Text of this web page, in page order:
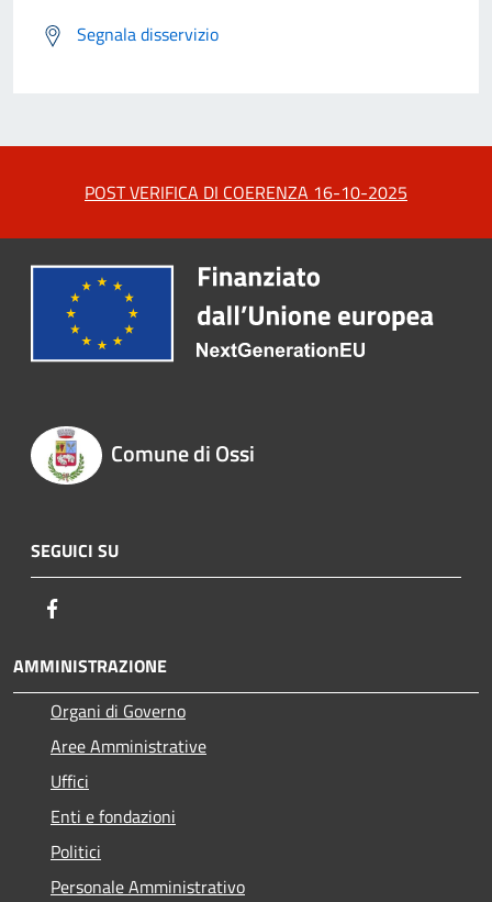
Segnala disservizio
POST VERIFICA DI COERENZA 16-10-2025
Comune di Ossi
SEGUICI SU
AMMINISTRAZIONE
Organi di Governo
Aree Amministrative
Uffici
Enti e fondazioni
Politici
Personale Amministrativo